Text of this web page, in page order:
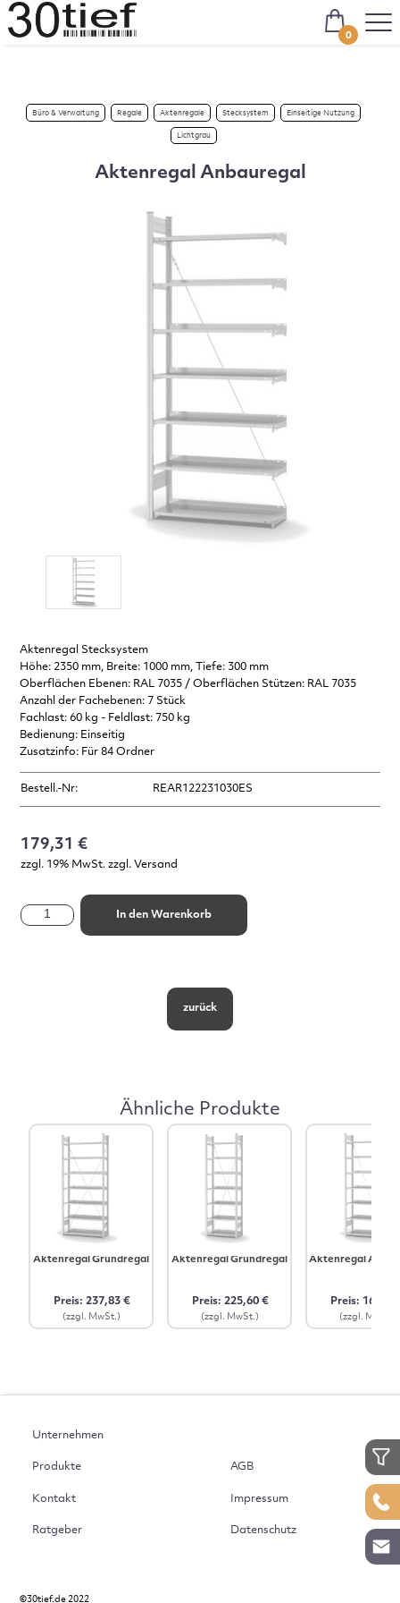
0
Büro & Verwaltung Regale Aktenregale Stecksystem Einseitige Nutzung
Lichtgrau
Aktenregal Anbauregal
Aktenregal Stecksystem
Höhe: 2350 mm, Breite: 1000 mm, Tiefe: 300 mm
Oberflächen Ebenen: RAL 7035 / Oberflächen Stützen: RAL 7035
Anzahl der Fachebenen: 7 Stück
Fachlast: 60 kg - Feldlast: 750 kg
Bedienung: Einseitig
Zusatzinfo: Für 84 Ordner
Bestell.-Nr: REAR122231030ES
179,31 €
zzgl. 19% MwSt. zzgl. Versand
In den Warenkorb
zurück
Ähnliche Produkte
Aktenregal Grundregal
Preis: 237,83 €
(zzgl. MwSt.)
Aktenregal Grundregal
Preis: 225,60 €
(zzgl. MwSt.)
Aktenregal
Preis: 167,08
(zzgl. MwSt.)
Unternehmen
Produkte
Kontakt
Ratgeber
AGB
Impressum
Datenschutz
©30tief.de 2022